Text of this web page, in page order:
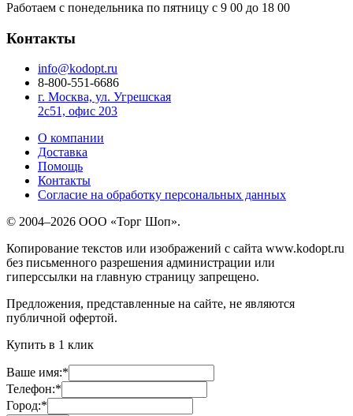
Работаем с понедельника по пятницу с 9 00 до 18 00
Контакты
info@kodopt.ru
8-800-551-6686
г. Москва, ул. Угрешская
2с51, офис 203
О компании
Доставка
Помощь
Контакты
Согласие на обработку персональных данных
© 2004–2026 ООО «Торг Шоп».
Копирование текстов или изображений с сайта www.kodopt.ru
без письменного разрешения администрации или
гиперссылки на главную страницу запрещено.
Предложения, представленные на сайте, не являются
публичной офертой.
Купить в 1 клик
Ваше имя:*
Телефон:*
Город:*